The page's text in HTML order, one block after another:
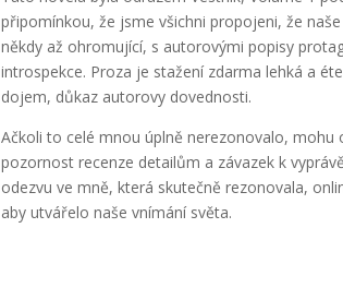
připomínkou, že jsme všichni propojeni, že
někdy až ohromující, s autorovými popisy
introspekce. Proza je stažení zdarma​ lehká a
dojem, důkaz autorovy dovednosti.
Ačkoli to celé mnou úplně nerezonovalo,
pozornost recenze detailům a závazek k
odezvu ve mně, která skutečně rezonovala,
aby utvářelo naše vnímání světa.